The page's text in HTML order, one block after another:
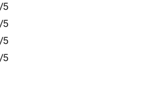
/5
/5
/5
/5